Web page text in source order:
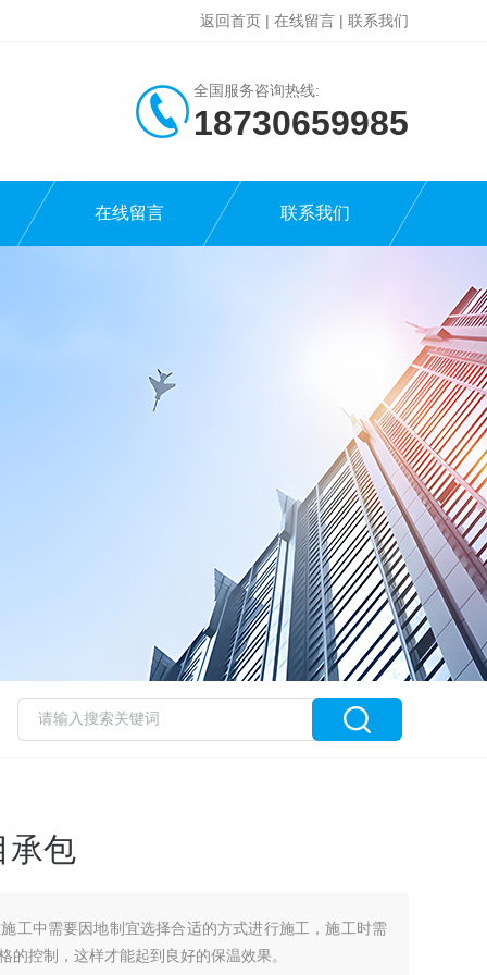
返回首页 | 在线留言 | 联系我们
全国服务咨询热线:
18730659985
在线留言 联系我们
承包
工中需要因地制宜选择合适的方式进行施工，施工时需
控制，这样才能起到良好的保温效果。